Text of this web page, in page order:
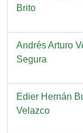
Brito
Nombre
Andrés Arturo
Segura
Nombre
Edier Hernán
Velazco